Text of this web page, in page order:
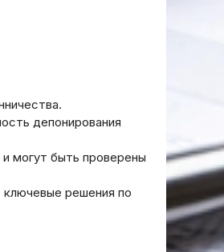
депонирования
могут быть проверены
ключевые решения по